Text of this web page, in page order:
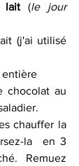
lait (le jour
(j'ai utilisé
entière
chocolat au
chauffer la
la  en 3
Remuez